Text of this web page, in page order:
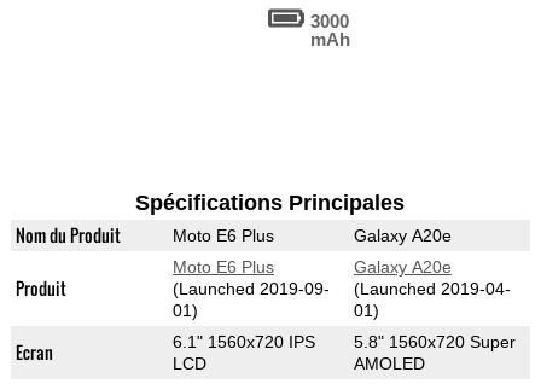
3000
mAh
Spécifications Principales
Nom du Produit Moto E6 Plus Galaxy A20e
Produit
Moto E6 Plus
(Launched 2019-09-
01)
Galaxy A20e
(Launched 2019-04-
01)
Ecran
6.1" 1560x720 IPS
LCD
5.8" 1560x720 Super
AMOLED